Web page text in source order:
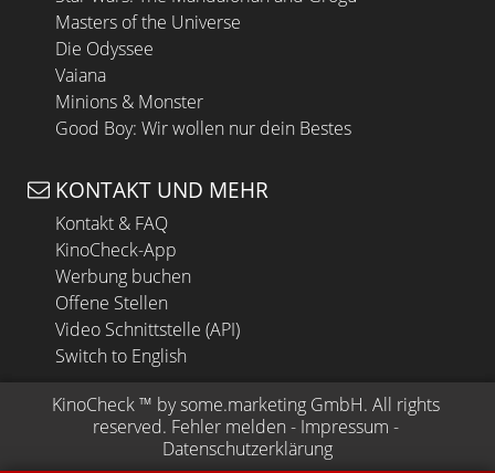
Masters of the Universe
Die Odyssee
Vaiana
Minions & Monster
Good Boy: Wir wollen nur dein Bestes
KONTAKT UND MEHR
Kontakt & FAQ
KinoCheck-App
Werbung buchen
Offene Stellen
Video Schnittstelle (API)
Switch to English
KinoCheck ™ by some.marketing GmbH. All rights
reserved. Fehler melden - Impressum -
Datenschutzerklärung